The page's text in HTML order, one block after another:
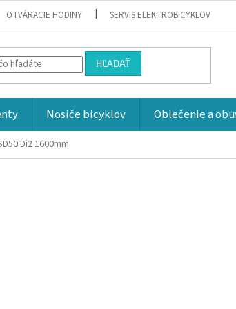
OTVÁRACIE HODINY SERVIS ELEKTROBICYKLOV
HĽADAŤ
Nosiče bicyklov Oblečenie a
Di2 1600mm